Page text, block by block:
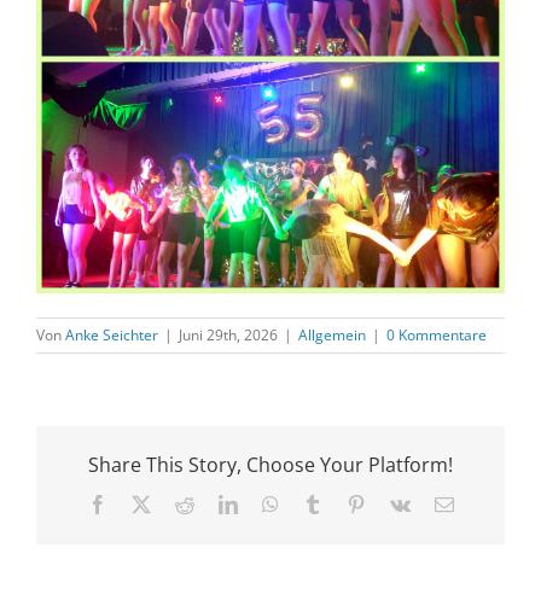
VonAnke Seichter | Juni 29th, 2026 | Allgemein | 0 Kommentare
Share This Story, Choose Your Platform!
Facebook RedditLinkedInWhatsApp
Tumblr Pinterest
Vk
E-